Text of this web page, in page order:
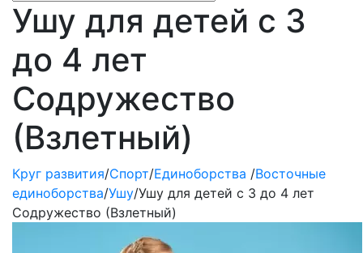
Ушу для детей с 3
до 4 лет
Содружество
(Взлетный)
Круг развития/Спорт/Единоборства /Восточные
единоборства/Ушу/Ушу для детей с 3 до 4 лет
Содружество (Взлетный)